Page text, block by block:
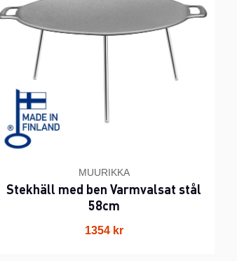
MUURIKKA
Stekhäll med ben Varmvalsat stål
58cm
1354 kr